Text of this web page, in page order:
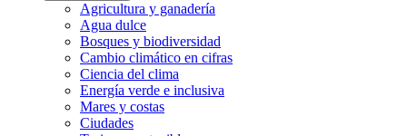
Agricultura y ganadería
Agua dulce
Bosques y biodiversidad
Cambio climático en cifras
Ciencia del clima
Energía verde e inclusiva
Mares y costas
Ciudades